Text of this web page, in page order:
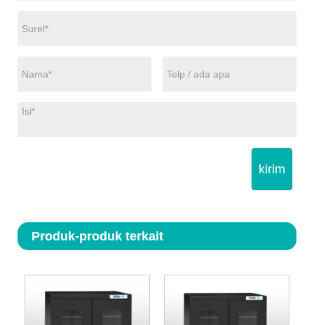
kirim
Produk-produk terkait